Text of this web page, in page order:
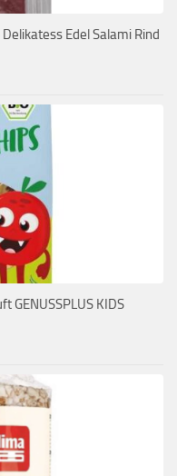
Edel Salami Rind
GENUSSPLUS KIDS